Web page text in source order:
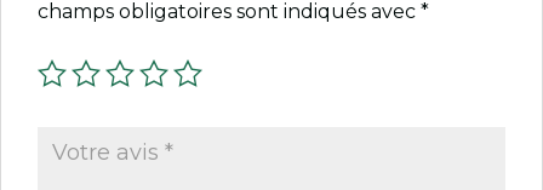
champs obligatoires sont indiqués avec *